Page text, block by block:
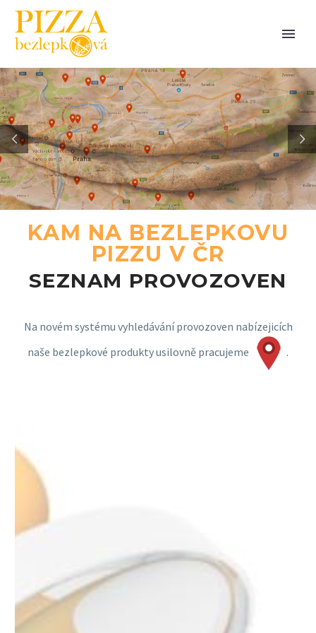
KAM NA BEZLEPKOVU
PIZZU V ČR
SEZNAM PROVOZOVEN
Na novém systému vyhledávání provozoven nabízejicích
naše bezlepkové produkty usilovně pracujeme
.
POKUD JSTE ZÁKAZNÍK
NĚJAKÉ VÁMI OBLÍBENÉ
PIZZERIE A CHCETE ABY
TAM BYLA V PRODEJI I